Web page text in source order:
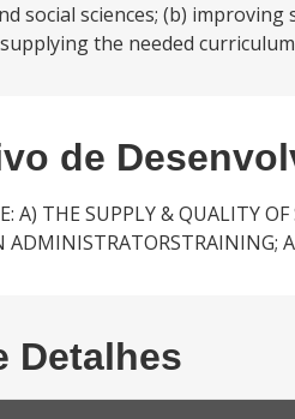
social sciences; (b)
the needed
de
A) THE SUPPLY & QUALITY
ADMINISTRATORSTRAINING;
Detalhes